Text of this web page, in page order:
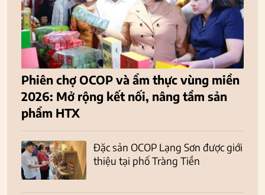
Phiên chợ OCOP và ẩm thực vùng miền
2026: Mở rộng kết nối, nâng tầm sản
phẩm HTX
Đặc sản OCOP Lạng Sơn được giới
thiệu tại phố Tràng Tiền